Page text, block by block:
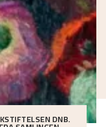
DNB.